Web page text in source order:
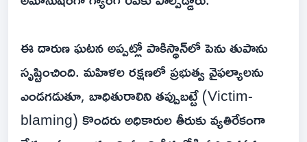
ఈ దారుణ ఘటన అప్పట్లో పాకిస్థాన్‌లో పెను తుపాను
సృష్టించింది. మహిళల రక్షణలో ప్రభుత్వ వైఫల్యాలను
ఎండగడుతూ, బాధితురాలిని తప్పుబట్టే (Victim-
blaming) కొందరు అధికారుల తీరుకు వ్యతిరేకంగా